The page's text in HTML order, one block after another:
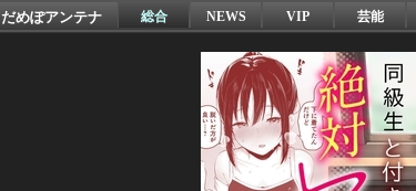
だめぽアンテナ 総合 NEWS VIP 芸能